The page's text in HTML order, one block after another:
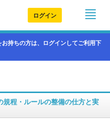
ログイン
持ちの方は、ログインしてご利用下
程・ルールの整備の仕方と実